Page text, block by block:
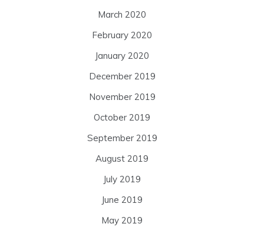
March 2020
February 2020
January 2020
December 2019
November 2019
October 2019
September 2019
August 2019
July 2019
June 2019
May 2019